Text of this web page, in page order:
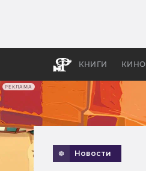
РЕКЛАМА
КНИГИ КИНО
Новости